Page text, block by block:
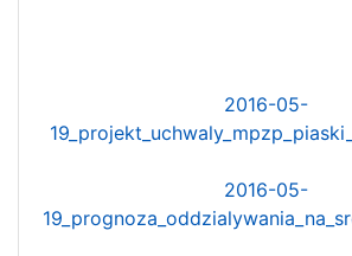
2016-05-
2016-05-